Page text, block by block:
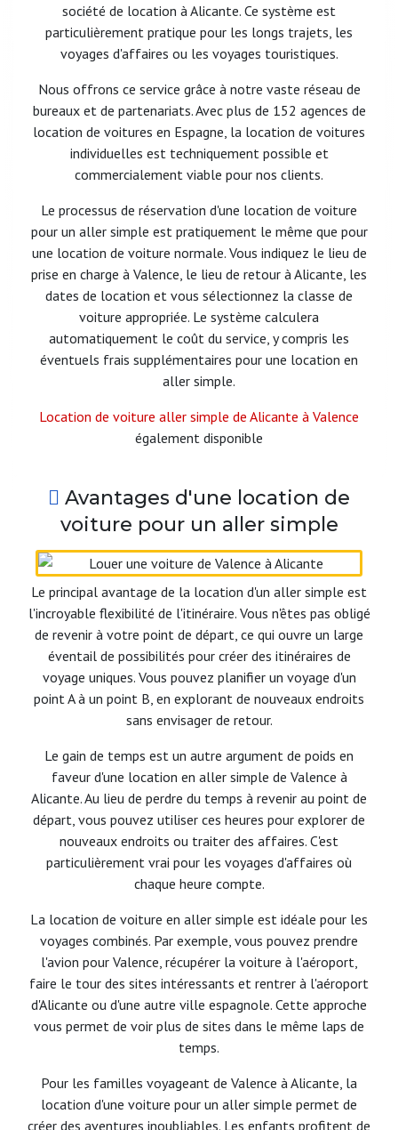
société de location à Alicante. Ce système est
particulièrement pratique pour les longs trajets, les
voyages d'affaires ou les voyages touristiques.
Nous offrons ce service grâce à notre vaste réseau de
bureaux et de partenariats. Avec plus de 152 agences de
location de voitures en Espagne, la location de voitures
individuelles est techniquement possible et
commercialement viable pour nos clients.
Le processus de réservation d'une location de voiture
pour un aller simple est pratiquement le même que pour
une location de voiture normale. Vous indiquez le lieu de
prise en charge à Valence, le lieu de retour à Alicante, les
dates de location et vous sélectionnez la classe de
voiture appropriée. Le système calculera
automatiquement le coût du service, y compris les
éventuels frais supplémentaires pour une location en
aller simple.
Location de voiture aller simple de Alicante à Valence
également disponible
Avantages d'une location de
voiture pour un aller simple
Le principal avantage de la location d'un aller simple est
l'incroyable flexibilité de l'itinéraire. Vous n'êtes pas obligé
de revenir à votre point de départ, ce qui ouvre un large
éventail de possibilités pour créer des itinéraires de
voyage uniques. Vous pouvez planifier un voyage d'un
point A à un point B, en explorant de nouveaux endroits
sans envisager de retour.
Le gain de temps est un autre argument de poids en
faveur d'une location en aller simple de Valence à
Alicante. Au lieu de perdre du temps à revenir au point de
départ, vous pouvez utiliser ces heures pour explorer de
nouveaux endroits ou traiter des affaires. C'est
particulièrement vrai pour les voyages d'affaires où
chaque heure compte.
La location de voiture en aller simple est idéale pour les
voyages combinés. Par exemple, vous pouvez prendre
l'avion pour Valence, récupérer la voiture à l'aéroport,
faire le tour des sites intéressants et rentrer à l'aéroport
d'Alicante ou d'une autre ville espagnole. Cette approche
vous permet de voir plus de sites dans le même laps de
temps.
Pour les familles voyageant de Valence à Alicante, la
location d'une voiture pour un aller simple permet de
créer des aventures inoubliables. Les enfants profitent de